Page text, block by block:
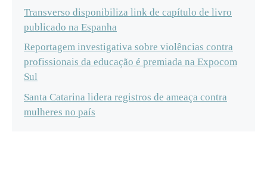
Transverso disponibiliza link de capítulo de livro
publicado na Espanha
Reportagem investigativa sobre violências contra
profissionais da educação é premiada na Expocom
Sul
Santa Catarina lidera registros de ameaça contra
mulheres no país